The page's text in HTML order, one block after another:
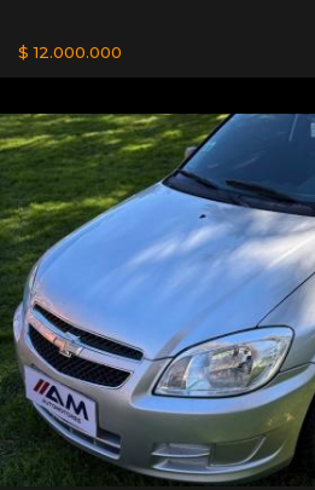
$ 12.000.000